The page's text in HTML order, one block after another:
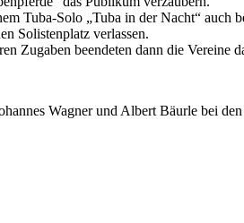
Tuba-Solo „Tuba in der Nacht“
Solistenplatz verlassen.
Zugaben beendeten dann die Vereine
Wagner und Albert Bäurle bei